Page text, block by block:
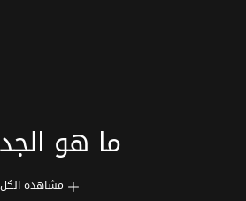
ما هو
مشاهدة الكل